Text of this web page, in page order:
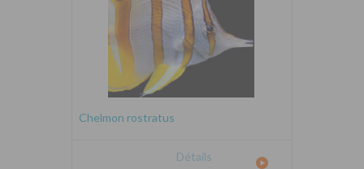
Chelmon rostratus
Détails